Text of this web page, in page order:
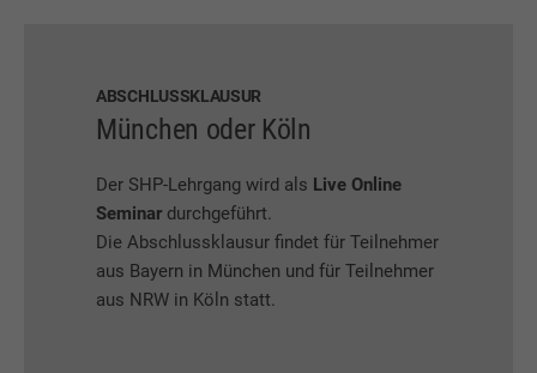
ABSCHLUSSKLAUSUR
München oder Köln
Der SHP-Lehrgang wird als Live Online
Seminar durchgeführt.
Die Abschlussklausur findet für Teilnehmer
aus Bayern in München und für Teilnehmer
aus NRW in Köln statt.